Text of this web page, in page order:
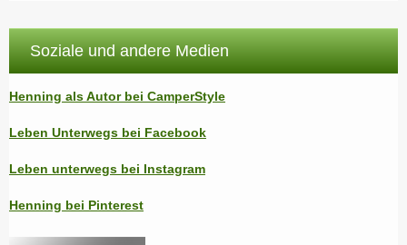
Soziale und andere Medien
Henning als Autor bei CamperStyle
Leben Unterwegs bei Facebook
Leben unterwegs bei Instagram
Henning bei Pinterest